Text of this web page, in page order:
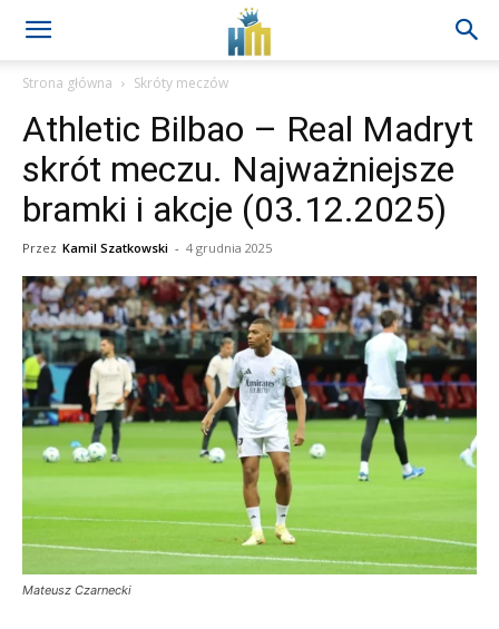
Strona główna Skróty meczów
Athletic Bilbao – Real Madryt
skrót meczu. Najważniejsze
bramki i akcje (03.12.2025)
Przez Kamil Szatkowski - 4 grudnia 2025
Mateusz Czarnecki